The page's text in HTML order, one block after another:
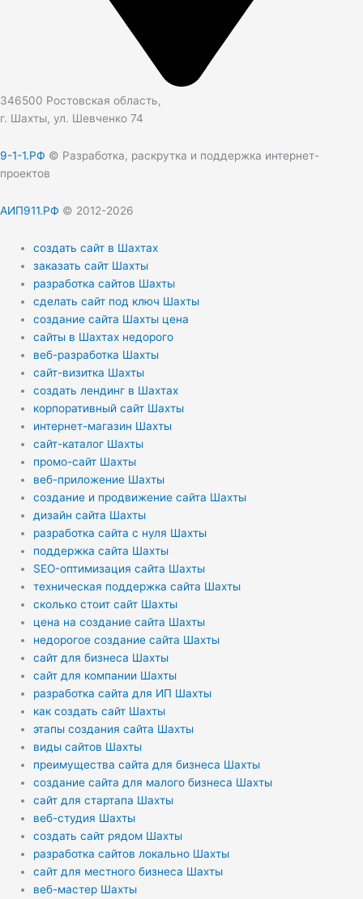
346500 Ростовская область,
г. Шахты, ул. Шевченко 74
9-1-1.РФ © Разработка, раскрутка и поддержка интернет-
проектов
АИП911.РФ © 2012-2026
создать сайт в Шахтах
заказать сайт Шахты
разработка сайтов Шахты
сделать сайт под ключ Шахты
создание сайта Шахты цена
сайты в Шахтах недорого
веб-разработка Шахты
сайт-визитка Шахты
создать лендинг в Шахтах
корпоративный сайт Шахты
интернет-магазин Шахты
сайт-каталог Шахты
промо-сайт Шахты
веб-приложение Шахты
создание и продвижение сайта Шахты
дизайн сайта Шахты
разработка сайта с нуля Шахты
поддержка сайта Шахты
SEO-оптимизация сайта Шахты
техническая поддержка сайта Шахты
сколько стоит сайт Шахты
цена на создание сайта Шахты
недорогое создание сайта Шахты
сайт для бизнеса Шахты
сайт для компании Шахты
разработка сайта для ИП Шахты
как создать сайт Шахты
этапы создания сайта Шахты
виды сайтов Шахты
преимущества сайта для бизнеса Шахты
создание сайта для малого бизнеса Шахты
сайт для стартапа Шахты
веб-студия Шахты
создать сайт рядом Шахты
разработка сайтов локально Шахты
сайт для местного бизнеса Шахты
веб-мастер Шахты